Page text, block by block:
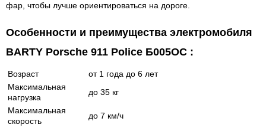
фар, чтобы лучше ориентироваться на дороге.
Особенности и преимущества электромобиля
BARTY Porsche 911 Police Б005OС :
Возраст
от 1 года до 6 лет
Максимальная
нагрузка
до 35 кг
Максимальная
скорость
до 7 км/ч